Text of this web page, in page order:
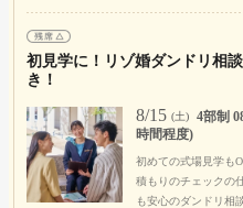
初見学に！リゾ婚ダンドリ相
き！
8/15 (土)
4部制
時間程度)
初めての式場見学も
積もりのチェックの
も安心のダンドリ相